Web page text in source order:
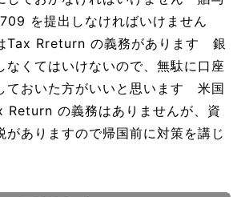
を提出しなければいけません
Tax Rreturn の義務があります 銀
なくてはいけないので、無駄に口座
ておいた方がいいと思います 米国
Return の義務はありませんが、資
がありますので帰国前に対策を講じ